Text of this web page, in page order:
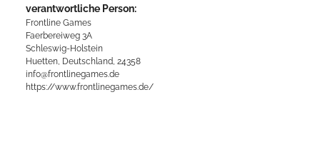
verantwortliche Person:
Frontline Games
Faerbereiweg 3A
Schleswig-Holstein
Huetten, Deutschland, 24358
info@frontlinegames.de
https://www.frontlinegames.de/